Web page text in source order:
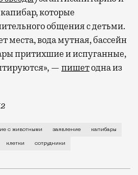
которые
общения с детьми.
места, вода мутная, бассейн
притихшие и испуганные,
— пишетодна из
нового контактного кафе с
с животными заявление капибары
клетки сотрудники